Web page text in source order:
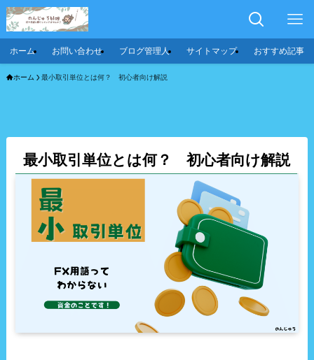
ホーム お問い合わせ ブログ管理人 サイトマップ おすすめ記事
ホーム 最小取引単位とは何？ 初心者向け解説
最小取引単位とは何？ 初心者向け解説